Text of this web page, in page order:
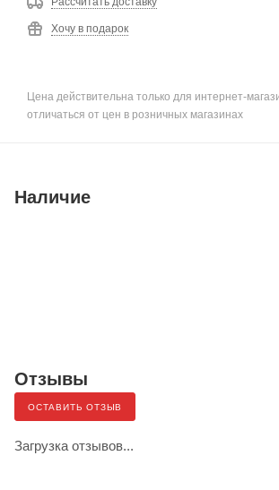
Хочу в подарок
Цена действительна только для интернет-
отличаться от цен в розничных магазинах
Наличие
Отзывы
ОСТАВИТЬ ОТЗЫВ
Загрузка отзывов...